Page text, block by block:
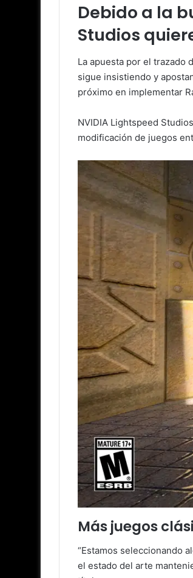
Debido a la
Studios
La apuesta por el trazado
sigue insistiendo y
próximo en implementar
NVIDIA Lightspeed
modificación de juegos
Más juegos
“Estamos seleccionando
el estado del arte